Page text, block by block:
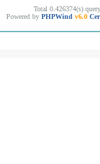
Total 0.426374(s)
Powered by PHPWind v6.0